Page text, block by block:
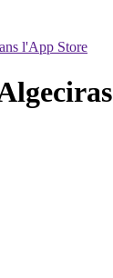
l'App Store